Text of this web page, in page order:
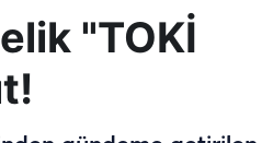
"TOKİ